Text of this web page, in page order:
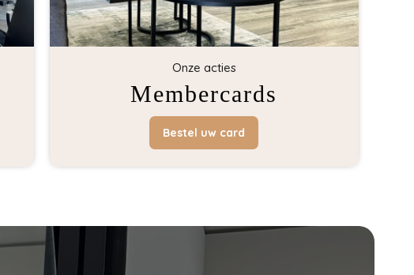
Onze acties
Membercards
Bestel uw card